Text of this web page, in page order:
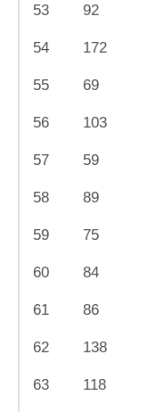
53 92
54 172
55 69
56 103
57 59
58 89
59 75
60 84
61 86
62 138
63 118